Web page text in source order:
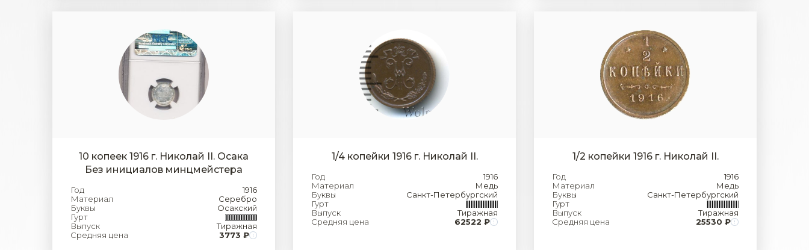
10 копеек 1916 г. Николай II. Осака
Без инициалов минцмейстера
Год
1916
Материал
Серебро
Буквы
Осакский
Гурт
Выпуск
Тиражная
Средняя цена
3773 ₽
1/4 копейки 1916 г. Николай II.
Год
1916
Материал
Медь
Буквы
Санкт-Петербургский
Гурт
Выпуск
Тиражная
Средняя цена
62522 ₽
1/2 копейки 1916 г. Николай II.
Год
1916
Материал
Медь
Буквы
Санкт-Петербургский
Гурт
Выпуск
Тиражная
Средняя цена
25530 ₽